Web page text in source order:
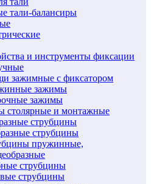
тали-балансиры
и инструменты фиксации
зажимные с фиксатором
зажимы
зажимы
столярные и монтажные
струбцины
струбцины
пружинные,
струбцины
струбцины